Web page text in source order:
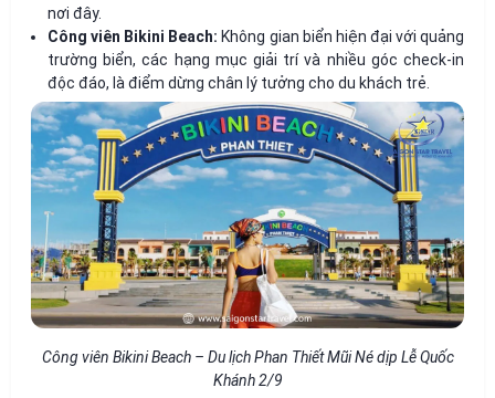
nơi đây.
Công viên Bikini Beach: Không gian biển hiện đại với quảng
trường biển, các hạng mục giải trí và nhiều góc check-in
độc đáo, là điểm dừng chân lý tưởng cho du khách trẻ.
Công viên Bikini Beach – Du lịch Phan Thiết Mũi Né dịp Lễ Quốc
Khánh 2/9